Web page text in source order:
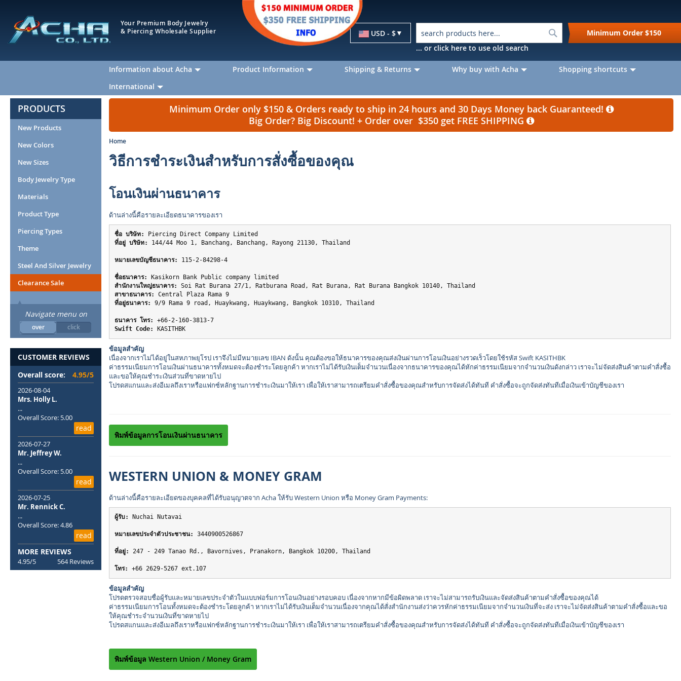
Your Premium Body Jewelry
& Piercing Wholesale Supplier
Currency
USD - $
Search
... or click here to use old search
Minimum Order $150
Information about Acha Product Information Shipping & Returns Why buy with Acha
Shopping shortcuts
International
Minimum Order only $150 & Orders ready to ship in 24 hours and 30 Days Money back Guaranteed!
Big Order? Big Discount! + Order over $350 get FREE SHIPPING
Home
วิธีการชำระเงินสำหรับการสั่งซื้อของคุณ
โอนเงินผ่านธนาคาร
ด้านล่างนี้คือรายละเอียดธนาคารของเรา
ชื่อ บริษัท:
ที่อยู่ บริษัท:
144/44 Moo 1, Banchang, Banchang, Rayong 21130, Thailand
หมายเลขบัญชีธนาคาร: 115-2-84298-4
ชื่อธนาคาร:
สำนักงานใหญ่ธนาคาร:
สาขาธนาคาร:
ที่อยู่ธนาคาร:
9/9 Rama 9 road, Huaykwang, Huaykwang, Bangkok 10310, Thailand
ธนาคาร โทร:
Swift Code:
ข้อมูลสำคัญ
เนื่องจากเราไม่ได้อยู่ในสหภาพยุโรป เราจึงไม่มีหมายเลข IBAN ดังนั้น คุณต้องขอให้ธนาคารของคุณส่งเงินผ่านการโอนเงินอย่างรวดเร็วโดยใช้รหัส Swift KASITHBK
ค่าธรรมเนียมการโอนเงินผ่านธนาคารทั้งหมดจะต้องชำระโดยลูกค้า หากเราไม่ได้รับเงินเต็มจำนวนเนื่องจากธนาคารของคุณได้หักค่าธรรมเนียมจากจำนวนเงินดังกล่าว เราจะไม่จัดส่งสินค้าตามคำสั่งซื้อ
และขอให้คุณชำระเงินส่วนที่ขาดหายไป
โปรดสแกนและส่งอีเมลถึงเราหรือแฟกซ์หลักฐานการชำระเงินมาให้เรา เพื่อให้เราสามารถเตรียมคำสั่งซื้อของคุณสำหรับการจัดส่งได้ทันที คำสั่งซื้อจะถูกจัดส่งทันทีเมื่อเงินเข้าบัญชีของเรา
พิมพ์ข้อมูลการโอนเงินผ่านธนาคาร
WESTERN UNION & MONEY GRAM
ด้านล่างนี้คือรายละเอียดของบุคคลที่ได้รับอนุญาตจาก Acha ให้รับ Western Union หรือ Money Gram Payments:
ผู้รับ: Nuchai Nutavai
หมายเลขประจำตัวประชาชน: 3440900526867
ที่อยู่: 247 - 249 Tanao Rd., Bavornives, Pranakorn, Bangkok 10200, Thailand
โทร:
ข้อมูลสำคัญ
โปรดตรวจสอบชื่อผู้รับและหมายเลขประจำตัวในแบบฟอร์มการโอนเงินอย่างรอบคอบ เนื่องจากหากมีข้อผิดพลาด เราจะไม่สามารถรับเงินและจัดส่งสินค้าตามคำสั่งซื้อของคุณได้
ค่าธรรมเนียมการโอนทั้งหมดจะต้องชำระโดยลูกค้า หากเราไม่ได้รับเงินเต็มจำนวนเนื่องจากคุณได้สั่งสำนักงานส่งว่าควรหักค่าธรรมเนียมจากจำนวนเงินที่จะส่ง เราจะไม่จัดส่งสินค้าตามคำสั่งซื้อและขอ
ให้คุณชำระจำนวนเงินที่ขาดหายไป
โปรดสแกนและส่งอีเมลถึงเราหรือแฟกซ์หลักฐานการชำระเงินมาให้เรา เพื่อให้เราสามารถเตรียมคำสั่งซื้อของคุณสำหรับการจัดส่งได้ทันที คำสั่งซื้อจะถูกจัดส่งทันทีเมื่อเงินเข้าบัญชีของเรา
พิมพ์ข้อมูล Western Union / Money Gram
PRODUCTS
New Products
New Colors
New Sizes
Body Jewelry Type
Materials
Product Type
Piercing Types
Theme
Steel And Silver Jewelry
Clearance Sale
Navigate menu on
over click
CUSTOMER REVIEWS
Overall score:
4.95/5
2026-08-04
Mrs. Holly L.
...
Overall Score: 5.00
read
2026-07-27
Mr. Jeffrey W.
...
Overall Score: 5.00
read
2026-07-25
Mr. Rennick C.
...
Overall Score: 4.86
read
MORE REVIEWS
4.95/5 564 Reviews